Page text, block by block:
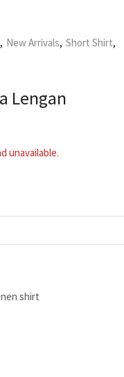
, New Arrivals, Short Shirt,
Lengan
unavailable.
shirt